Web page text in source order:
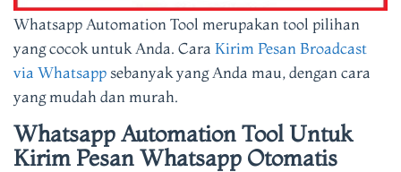
Whatsapp Automation Tool merupakan tool pilihan
yang cocok untuk Anda. Cara Kirim Pesan Broadcast
via Whatsappsebanyak yang Anda mau, dengan cara
yang mudah dan murah.
Whatsapp Automation Tool Untuk
Kirim Pesan Whatsapp Otomatis